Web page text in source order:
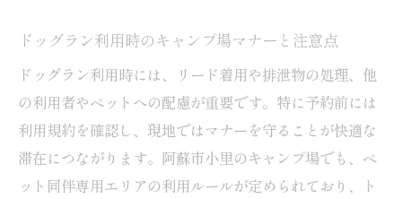
ドッグラン利用時のキャンプ場マナーと注意点
ドッグラン利用時には、リード着用や排泄物の処理、他
の利用者やペットへの配慮が重要です。特に予約前には
利用規約を確認し、現地ではマナーを守ることが快適な
滞在につながります。阿蘇市小里のキャンプ場でも、ペ
ット同伴専用エリアの利用ルールが定められており、ト